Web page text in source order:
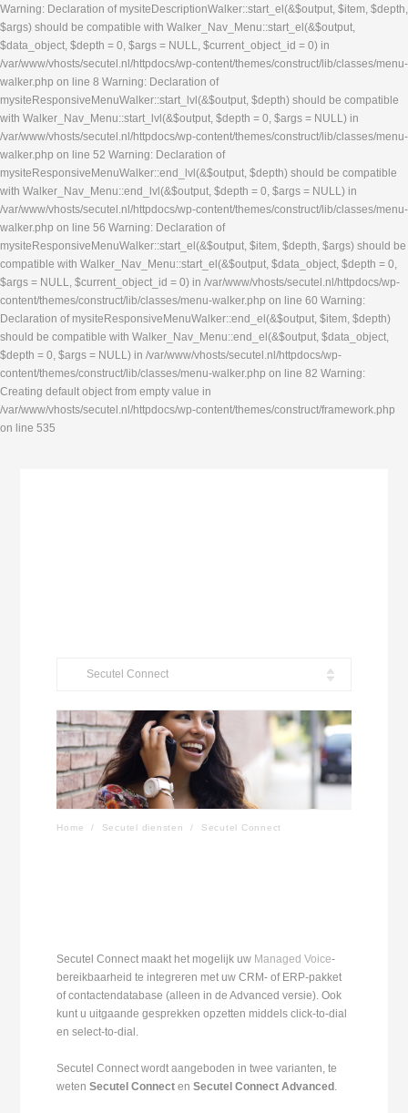
Warning: Declaration of mysiteDescriptionWalker::start_el(&$output, $item, $depth,
$args) should be compatible with Walker_Nav_Menu::start_el(&$output,
$data_object, $depth = 0, $args = NULL, $current_object_id = 0) in
/var/www/vhosts/secutel.nl/httpdocs/wp-content/themes/construct/lib/classes/menu-
walker.php on line 8 Warning: Declaration of
mysiteResponsiveMenuWalker::start_lvl(&$output, $depth) should be compatible
with Walker_Nav_Menu::start_lvl(&$output, $depth = 0, $args = NULL) in
/var/www/vhosts/secutel.nl/httpdocs/wp-content/themes/construct/lib/classes/menu-
walker.php on line 52 Warning: Declaration of
mysiteResponsiveMenuWalker::end_lvl(&$output, $depth) should be compatible
with Walker_Nav_Menu::end_lvl(&$output, $depth = 0, $args = NULL) in
/var/www/vhosts/secutel.nl/httpdocs/wp-content/themes/construct/lib/classes/menu-
walker.php on line 56 Warning: Declaration of
mysiteResponsiveMenuWalker::start_el(&$output, $item, $depth, $args) should be
compatible with Walker_Nav_Menu::start_el(&$output, $data_object, $depth = 0,
$args = NULL, $current_object_id = 0) in /var/www/vhosts/secutel.nl/httpdocs/wp-
content/themes/construct/lib/classes/menu-walker.php on line 60 Warning:
Declaration of mysiteResponsiveMenuWalker::end_el(&$output, $item, $depth)
should be compatible with Walker_Nav_Menu::end_el(&$output, $data_object,
$depth = 0, $args = NULL) in /var/www/vhosts/secutel.nl/httpdocs/wp-
content/themes/construct/lib/classes/menu-walker.php on line 82 Warning:
Creating default object from empty value in
/var/www/vhosts/secutel.nl/httpdocs/wp-content/themes/construct/framework.php
on line 535
Secutel Connect
Home / Secutel diensten / Secutel Connect
Secutel Connect maakt het mogelijk uw Managed Voice-
bereikbaarheid te integreren met uw CRM- of ERP-pakket
of contactendatabase (alleen in de Advanced versie). Ook
kunt u uitgaande gesprekken opzetten middels click-to-dial
en select-to-dial.
Secutel Connect wordt aangeboden in twee varianten, te
wetenSecutel Connect enSecutel Connect Advanced